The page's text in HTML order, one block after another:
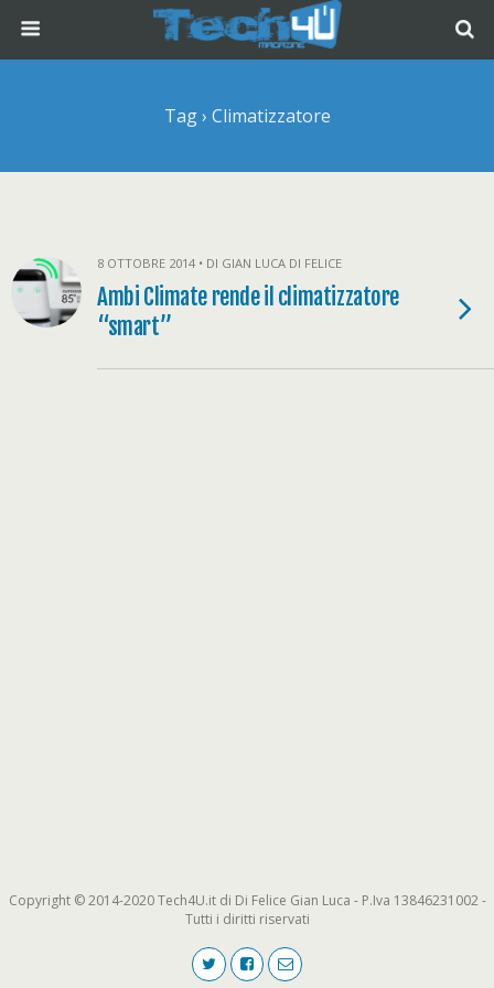
Tag › Climatizzatore
8 OTTOBRE 2014 • DI GIAN LUCA DI FELICE
Ambi Climate rende il climatizzatore
“smart”
Copyright © 2014-2020 Tech4U.it di Di Felice Gian Luca - P.Iva 13846231002 -
Tutti i diritti riservati